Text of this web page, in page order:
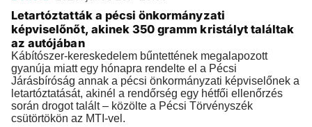
Letartóztatták a pécsi önkormányzati
képviselőnőt, akinek 350 gramm kristályt találtak
az autójában
Kábítószer-kereskedelem bűntettének megalapozott
gyanúja miatt egy hónapra rendelte el a Pécsi
Járásbíróság annak a pécsi önkormányzati képviselőnek a
letartóztatását, akinél a rendőrség egy hétfői ellenőrzés
során drogot talált – közölte a Pécsi Törvényszék
csütörtökön az MTI-vel.